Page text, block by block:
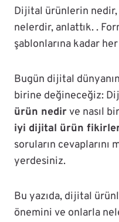
Dijital ürünlerin
nelerdir, anlattık. .
şablonlarına kadar
Bugün dijital
birine değineceğiz:
ürün nedirve nasıl
iyi dijital ürün
soruların cevaplarını
yerdesiniz.
Bu yazıda, dijital
önemini ve onlarla